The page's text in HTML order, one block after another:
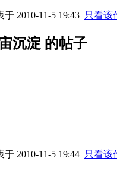
2010-11-5 19:43 只看该
沉淀 的帖子
2010-11-5 19:44 只看该